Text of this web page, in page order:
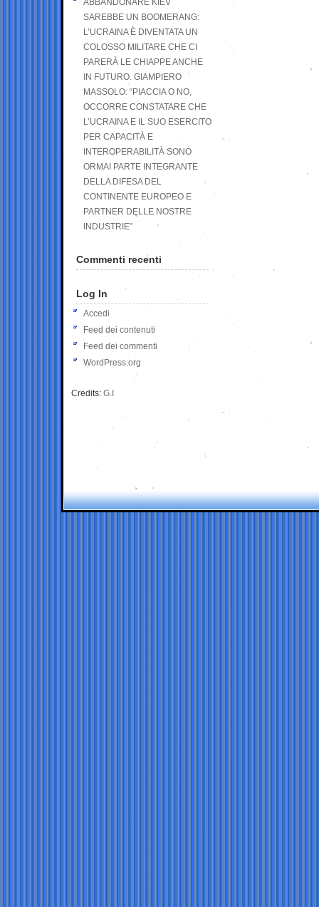
ABBANDONARE KIEV
SAREBBE UN BOOMERANG:
L’UCRAINA È DIVENTATA UN
COLOSSO MILITARE CHE CI
PARERÀ LE CHIAPPE ANCHE
IN FUTURO. GIAMPIERO
MASSOLO: “PIACCIA O NO,
OCCORRE CONSTATARE CHE
L’UCRAINA E IL SUO ESERCITO
PER CAPACITÀ E
INTEROPERABILITÀ SONO
ORMAI PARTE INTEGRANTE
DELLA DIFESA DEL
CONTINENTE EUROPEO E
PARTNER DELLE NOSTRE
INDUSTRIE”
Commenti recenti
Log In
Accedi
Feed dei contenuti
Feed dei commenti
WordPress.org
Credits: G.I